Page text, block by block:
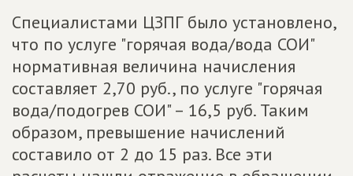
Специалистами ЦЗПГ было установлено,
что по услуге "горячая вода/вода СОИ"
нормативная величина начисления
составляет 2,70 руб., по услуге "горячая
вода/подогрев СОИ" – 16,5 руб. Таким
образом, превышение начислений
составило от 2 до 15 раз. Все эти